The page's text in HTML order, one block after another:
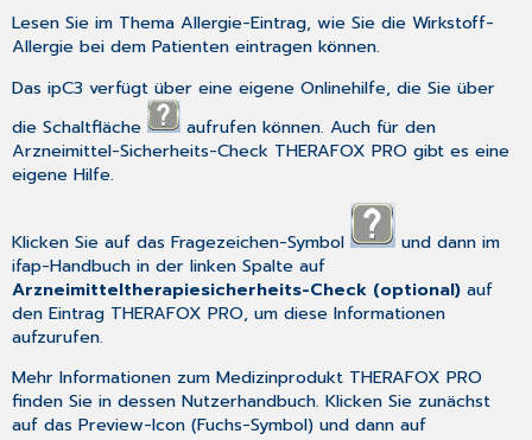
Lesen Sie im ThemaAllergie-Eintrag, wie Sie die Wirkstoff-
Allergie bei dem Patienten eintragen können.
Das ipC3 verfügt über eine eigene Onlinehilfe, die Sie über
die Schaltfläche
aufrufen können. Auch für den
Arzneimittel-Sicherheits-Check THERAFOX PRO gibt es eine
eigene Hilfe.
Klicken Sie auf das Fragezeichen-Symbol
und dann im
ifap-Handbuch in der linken Spalte auf
Arzneimitteltherapiesicherheits-Check (optional) auf
den Eintrag THERAFOX PRO, um diese Informationen
aufzurufen.
Mehr Informationen zum Medizinprodukt THERAFOX PRO
finden Sie in dessen Nutzerhandbuch. Klicken Sie zunächst
auf das Preview-Icon (Fuchs-Symbol) und dann auf